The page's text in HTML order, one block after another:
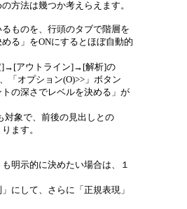
方法は幾つか考えらえます。
ものを、行頭のタブで階層を
る」をONにするとほぼ自動的
]→[アウトライン]→[解析]の
「オプション(O)>>」ボタン
の深さでレベルを決める」が
対象で、前後の見出しとの
ます。
明示的に決めたい場合は、１
にして、さらに「正規表現」